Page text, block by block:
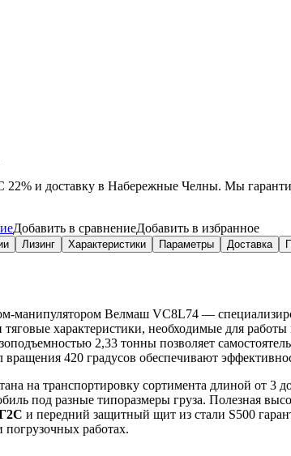
22% и доставку в Набережные Челны. Мы
Добавить в сравнениеДобавить в избранное
Лизинг Характеристики Параметры Доставка
манипулятором Велмаш VC8L74 —
тяговые характеристики, необходимые для
2,33 тонны позволяет
вращения 420 градусов обеспечивают
на транспортировку сортимента длиной от 3
под разные типоразмеры груза. Полезная
и передний защитный щит из стали S500
погрузочных работах.